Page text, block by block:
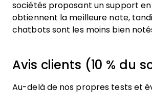
sociétés proposant un support
obtiennent la meilleure note,
chatbots sont les moins bien
Avis clients (10 % du
Au-delà de nos propres tests et